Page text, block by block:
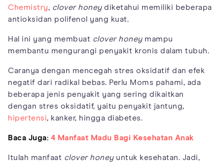
Chemistry, clover honeydiketahui memiliki beberapa
antioksidan polifenol yang kuat.
Hal ini yang membuat clover honeymampu
membantu mengurangi penyakit kronis dalam tubuh.
Caranya dengan mencegah stres oksidatif dan efek
negatif dari radikal bebas. Perlu Moms pahami, ada
beberapa jenis penyakit yang sering dikaitkan
dengan stres oksidatif, yaitu penyakit jantung,
hipertensi, kanker, hingga diabetes.
Baca Juga: 4 Manfaat Madu Bagi Kesehatan Anak
Itulah manfaat clover honeyuntuk kesehatan. Jadi,